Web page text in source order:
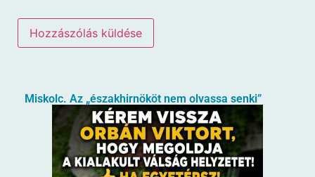
Miskolc. Az „északhirnököt nem olvassa senki”